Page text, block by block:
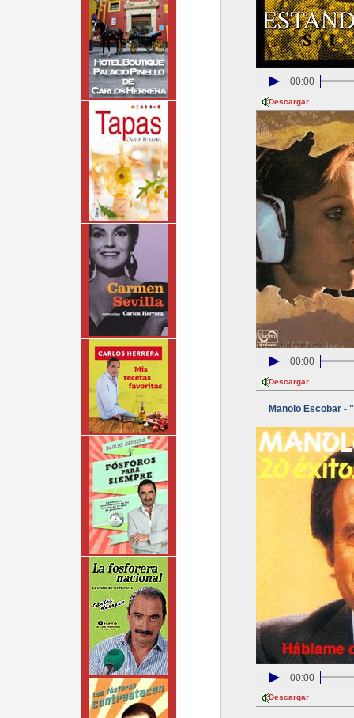
00:00
Descargar
00:00
Descargar
Manolo Escobar - "
00:00
Descargar